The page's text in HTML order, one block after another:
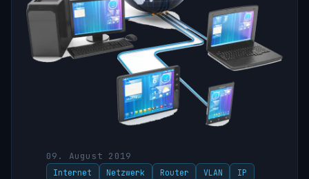
09. August 2019
Internet Netzwerk Router VLAN IP